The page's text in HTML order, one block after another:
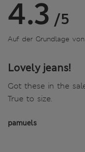
4.3 /5
Auf der Grundlage
Lovely jeans!
Got these in the
True to size.
pamuels